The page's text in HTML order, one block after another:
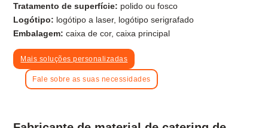
Tratamento de superfície: polido ou fosco
Logótipo: logótipo a laser, logótipo serigrafado
Embalagem: caixa de cor, caixa principal
Mais soluções personalizadas
Fale sobre as suas necessidades